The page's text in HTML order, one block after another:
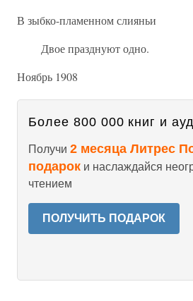
В зыбко-пламенном слияньи
Двое празднуют одно.
Ноябрь 1908
Более 800 000 книг и
Получи 2 месяца Литрес
подарок и наслаждайся
чтением
ПОЛУЧИТЬ ПОДАРОК